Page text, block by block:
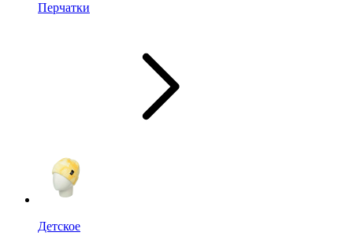
Перчатки
Детское